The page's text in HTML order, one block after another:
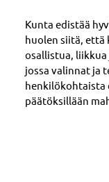
Kunta edistää
huolen siitä, että
osallistua, liikkua
jossa valinnat ja
henkilökohtaista
päätöksillään